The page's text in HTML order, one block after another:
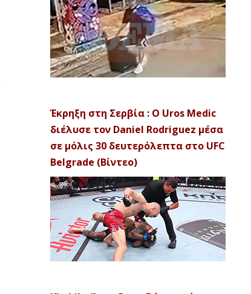
Έκρηξη στη Σερβία : Ο Uros Medic
διέλυσε τον Daniel Rodriguez μέσα
σε μόλις 30 δευτερόλεπτα στο UFC
Belgrade (Βίντεο)